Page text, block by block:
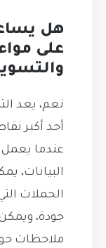
على
نعم، يعد
عندما
البيانات،
الحملات
جودة،
ملاحظات